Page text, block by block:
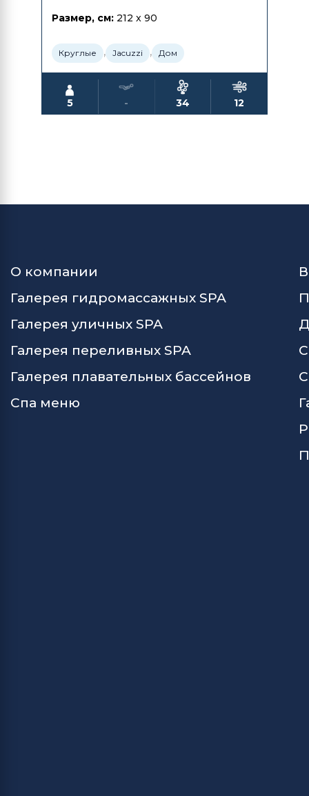
Размер, см: 212 x 90
Круглые , Jacuzzi , Дом
5 - 34 12
О компании
Галерея гидромассажных SPA
Галерея уличных SPA
Галерея переливных SPA
Галерея плавательных бассейнов
Спа меню